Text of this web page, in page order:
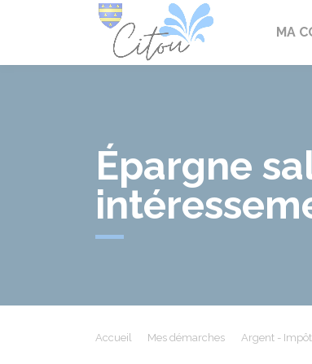
MA
Épargne
Accueil Mes démarches Argent -